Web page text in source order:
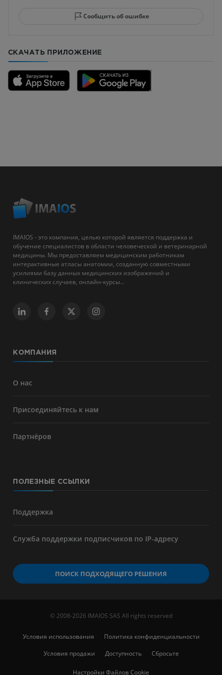
Сообщить об ошибке
СКАЧАТЬ ПРИЛОЖЕНИЕ
IMAIOS - это компания, целью которой является поддержка и
обучение специалистов в области человеческой и ветеринарной
медицины. Мы предоставляем медицинским работникам
интерактивные атласы анатомии, созданную совместными
усилиями базу данных медицинских изображений и
клинических случаев, онлайн-курсы...
КОМПАНИЯ
О нас
Присоединяйтесь к нам
Партнёров
ПОЛЕЗНЫЕ ССЫЛКИ
Поддержка
Служба поддержки подписчиков по IP-адресу
ПОИСК ПОДХОДЯЩЕГО РЕШЕНИЯ
© 2008-2026 IMAIOS SAS All rights reserved
Условия использования
Политика конфиденциальности
Условия продажи
Доступность Сбросьте
Настройки Файлов Cookie